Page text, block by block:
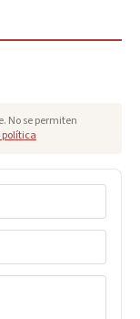
No se permiten
política